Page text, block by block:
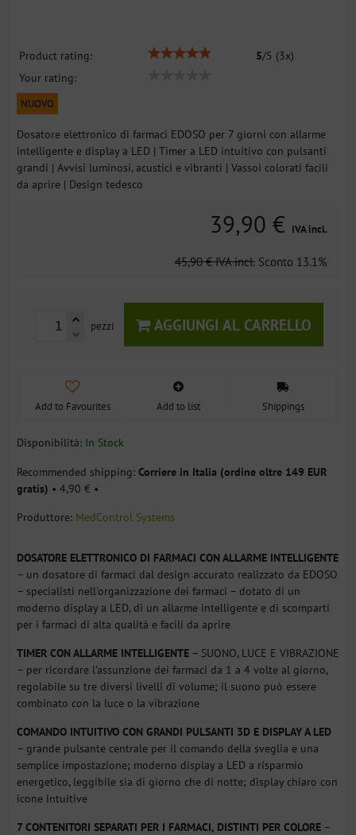
Product rating: 5/5 (3x)
Your rating:
NUOVO
Dosatore elettronico di farmaci EDOSO per 7 giorni con allarme
intelligente e display a LED | Timer a LED intuitivo con pulsanti
grandi | Avvisi luminosi, acustici e vibranti | Vassoi colorati facili
da aprire | Design tedesco
39,90 € IVA incl.
45,90 € IVA incl. Sconto 13.1%
pezzi AGGIUNGI AL CARRELLO
Add to Favourites Add to list Shippings
Disponibilità: In Stock
Corriere in Italia (ordine oltre 149 EUR
gratis) • 4,90 € •
Produttore: MedControl Systems
DOSATORE ELETTRONICO DI FARMACI CON ALLARME INTELLIGENTE
– un dosatore di farmaci dal design accurato realizzato da EDOSO
– specialisti nell'organizzazione dei farmaci – dotato di un
moderno display a LED, di un allarme intelligente e di scomparti
per i farmaci di alta qualità e facili da aprire
TIMER CON ALLARME INTELLIGENTE – SUONO, LUCE E VIBRAZIONE
– per ricordare l'assunzione dei farmaci da 1 a 4 volte al giorno,
regolabile su tre diversi livelli di volume; il suono può essere
combinato con la luce o la vibrazione
COMANDO INTUITIVO CON GRANDI PULSANTI 3D E DISPLAY A LED
– grande pulsante centrale per il comando della sveglia e una
semplice impostazione; moderno display a LED a risparmio
energetico, leggibile sia di giorno che di notte; display chiaro con
icone intuitive
7 CONTENITORI SEPARATI PER I FARMACI, DISTINTI PER COLORE –